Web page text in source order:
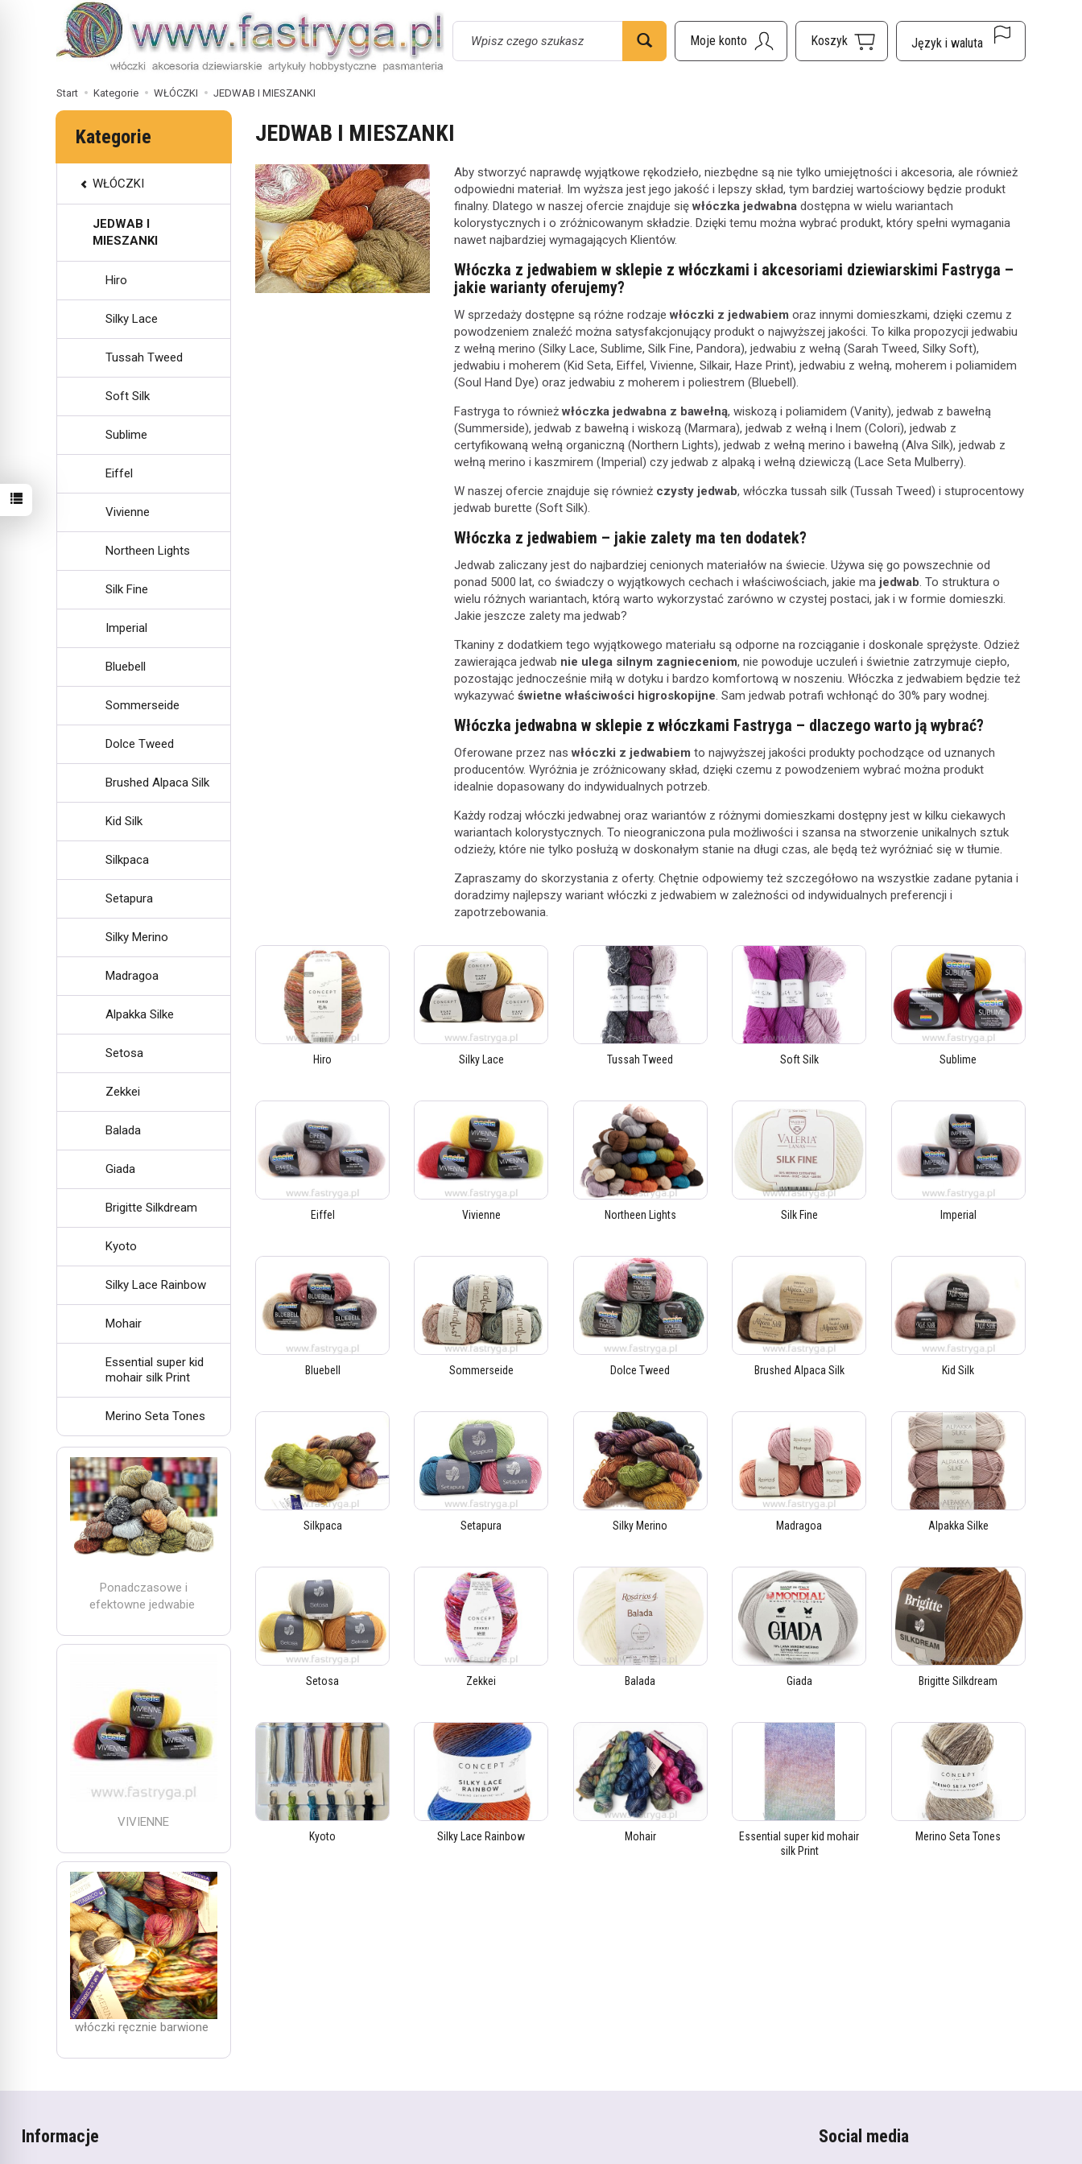
Wyszukaj
Start Kategorie WŁÓCZKI JEDWAB I MIESZANKI
JEDWAB I MIESZANKI
Aby stworzyć naprawdę wyjątkowe rękodzieło, niezbędne są nie tylko umiejętności i akcesoria, ale również
odpowiedni materiał. Im wyższa jest jego jakość i lepszy skład, tym bardziej wartościowy będzie produkt
finalny. Dlatego w naszej ofercie znajduje sięwłóczka jedwabnadostępna w wielu wariantach
kolorystycznych i o zróżnicowanym składzie. Dzięki temu można wybrać produkt, który spełni wymagania
nawet najbardziej wymagających Klientów.
Włóczka z jedwabiem w sklepie z włóczkami i akcesoriami dziewiarskimi Fastryga –
jakie warianty oferujemy?
W sprzedaży dostępne są różne rodzajewłóczki z jedwabiem oraz innymi domieszkami, dzięki czemu z
powodzeniem znaleźć można satysfakcjonujący produkt o najwyższej jakości. To kilka propozycji jedwabiu
z wełną merino (Silky Lace, Sublime, Silk Fine, Pandora), jedwabiu z wełną (Sarah Tweed, Silky Soft),
jedwabiu i moherem (Kid Seta, Eiffel, Vivienne, Silkair, Haze Print), jedwabiu z wełną, moherem i poliamidem
(Soul Hand Dye) oraz jedwabiu z moherem i poliestrem (Bluebell).
Fastryga to równieżwłóczka jedwabna z bawełną, wiskozą i poliamidem (Vanity), jedwab z bawełną
(Summerside), jedwab z bawełną i wiskozą (Marmara), jedwab z wełną i lnem (Colori), jedwab z
certyfikowaną wełną organiczną (Northern Lights), jedwab z wełną merino i bawełną (Alva Silk), jedwab z
wełną merino i kaszmirem (Imperial) czy jedwab z alpaką i wełną dziewiczą (Lace Seta Mulberry).
W naszej ofercie znajduje się równieżczysty jedwab, włóczka tussah silk (Tussah Tweed) i stuprocentowy
jedwab burette (Soft Silk).
Włóczka z jedwabiem – jakie zalety ma ten dodatek?
Jedwab zaliczany jest do najbardziej cenionych materiałów na świecie. Używa się go powszechnie od
ponad 5000 lat, co świadczy o wyjątkowych cechach i właściwościach, jakie majedwab. To struktura o
wielu różnych wariantach, którą warto wykorzystać zarówno w czystej postaci, jak i w formie domieszki.
Jakie jeszcze zalety ma jedwab?
Tkaniny z dodatkiem tego wyjątkowego materiału są odporne na rozciąganie i doskonale sprężyste. Odzież
zawierająca jedwab nie ulega silnym zagnieceniom, nie powoduje uczuleń i świetnie zatrzymuje ciepło,
pozostając jednocześnie miłą w dotyku i bardzo komfortową w noszeniu. Włóczka z jedwabiem będzie też
wykazywać świetne właściwości higroskopijne. Sam jedwab potrafi wchłonąć do 30% pary wodnej.
Włóczka jedwabna w sklepie z włóczkami Fastryga – dlaczego warto ją wybrać?
Oferowane przez naswłóczki z jedwabiem to najwyższej jakości produkty pochodzące od uznanych
producentów. Wyróżnia je zróżnicowany skład, dzięki czemu z powodzeniem wybrać można produkt
idealnie dopasowany do indywidualnych potrzeb.
Każdy rodzaj włóczki jedwabnej oraz wariantów z różnymi domieszkami dostępny jest w kilku ciekawych
wariantach kolorystycznych. To nieograniczona pula możliwości i szansa na stworzenie unikalnych sztuk
odzieży, które nie tylko posłużą w doskonałym stanie na długi czas, ale będą też wyróżniać się w tłumie.
Zapraszamy do skorzystania z oferty. Chętnie odpowiemy też szczegółowo na wszystkie zadane pytania i
doradzimy najlepszy wariant włóczki z jedwabiem w zależności od indywidualnych preferencji i
zapotrzebowania.
Hiro Silky Lace Tussah Tweed Soft Silk Sublime
Eiffel Vivienne Northeen Lights Silk Fine Imperial
Bluebell Sommerseide Dolce Tweed Brushed Alpaca Silk Kid Silk
Silkpaca Setapura Silky Merino Madragoa Alpakka Silke
Setosa Zekkei Balada Giada Brigitte Silkdream
Kyoto Silky Lace Rainbow Mohair
Essential super kid mohair
silk Print
Merino Seta Tones
Kategorie
WŁÓCZKI
JEDWAB I
MIESZANKI
Hiro
Silky Lace
Tussah Tweed
Soft Silk
Sublime
Eiffel
Vivienne
Northeen Lights
Silk Fine
Imperial
Bluebell
Sommerseide
Dolce Tweed
Brushed Alpaca Silk
Kid Silk
Silkpaca
Setapura
Silky Merino
Madragoa
Alpakka Silke
Setosa
Zekkei
Balada
Giada
Brigitte Silkdream
Kyoto
Silky Lace Rainbow
Mohair
Essential super kid
mohair silk Print
Merino Seta Tones
Ponadczasowe i
efektowne jedwabie
VIVIENNE
włóczki ręcznie barwione
Informacje Social media